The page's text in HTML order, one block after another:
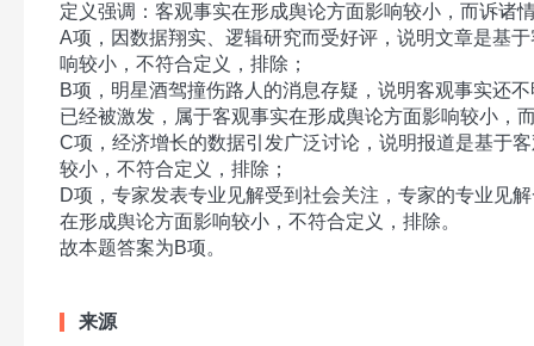
定义强调：客观事实在形成舆论方面影响较小，而诉诸
A项，因数据翔实、逻辑研究而受好评，说明文章是基
响较小，不符合定义，排除；
B项，明星酒驾撞伤路人的消息存疑，说明客观事实还
已经被激发，属于客观事实在形成舆论方面影响较小，
C项，经济增长的数据引发广泛讨论，说明报道是基于
较小，不符合定义，排除；
D项，专家发表专业见解受到社会关注，专家的专业见
在形成舆论方面影响较小，不符合定义，排除。
故本题答案为B项。
来源